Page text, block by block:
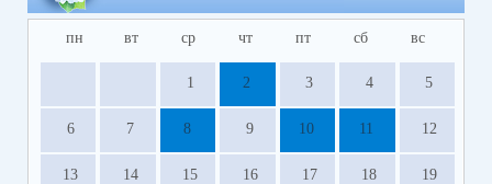
пн вт ср чт пт сб вс
1 2 3 4 5
6 7 8 9 10 11 12
13 14 15 16 17 18 19